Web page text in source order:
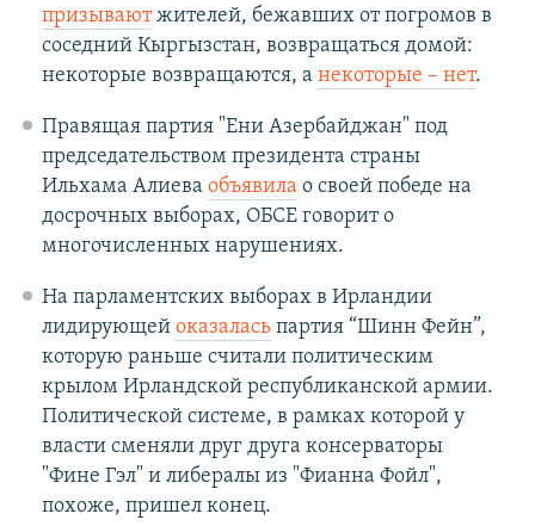
призываютжителей, бежавших от погромов в
соседний Кыргызстан, возвращаться домой:
некоторые возвращаются, а некоторые – нет.
Правящая партия "Ени Азербайджан" под
председательством президента страны
Ильхама Алиева объявила о своей победе на
досрочных выборах, ОБСЕ говорит о
многочисленных нарушениях.
На парламентских выборах в Ирландии
лидирующей оказаласьпартия “Шинн Фейн”,
которую раньше считали политическим
крылом Ирландской республиканской армии.
Политической системе, в рамках которой у
власти сменяли друг друга консерваторы
"Фине Гэл" и либералы из "Фианна Фойл",
похоже, пришел конец.